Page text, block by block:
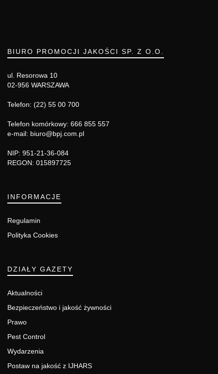
BIURO PROMOCJI JAKOŚCI SP. Z O.O.
ul. Resorowa 10
02-956 WARSZAWA
Telefon: (22) 55 00 700
Telefon komórkowy: 666 855 557
e-mail: biuro@bpj.com.pl
NIP: 951-21-36-084
REGON: 015897725
INFORMACJE
Regulamin
Polityka Cookies
DZIAŁY GAZETY
Aktualności
Bezpieczeństwo i jakość żywności
Prawo
Pest Control
Wydarzenia
Postaw na jakość z IJHARS